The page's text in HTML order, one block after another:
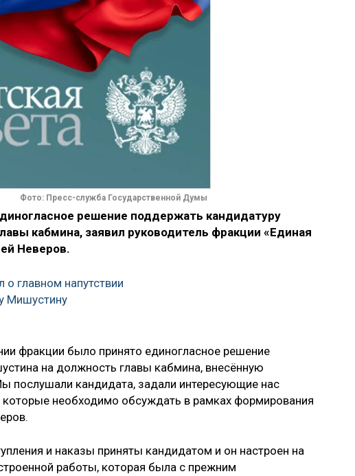
Фото: Пресс-служба Государственной Думы
решение поддержать кандидатуру
кабмина, заявил руководитель фракции «Единая
Неверов.
о главном напутствии
Мишустину
фракции было принято единогласное решение
на должность главы кабмина, внесённую
послушали кандидата, задали интересующие нас
необходимо обсуждать в рамках формирования
и наказы приняты кандидатом и он настроен на
работы, которая была с прежним